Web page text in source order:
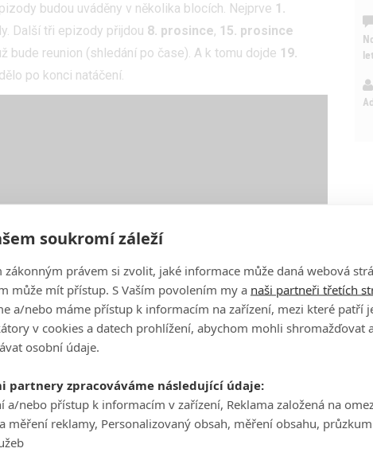
budou uváděny v několika blocích. Nejprve 1.
Další tři epizody přijdou 8. prosince, 15. prosince
bude reunion (shledání po čase). A k tomu dojde 19.
po konci natáčení.
Blind) je jednoduchý.. Přesně podle názvu se účastníci
soukromí záleží
zákonným právem si zvolit, jaké informace může daná webová
může mít přístup. S Vaším povolením my a naši partneři třetích
a/nebo máme přístup k informacím na zařízení, mezi které patří
v cookies a datech prohlížení, abychom mohli shromažďovat
osobní údaje.
partnery zpracováváme následující údaje:
a/nebo přístup k informacím v zařízení, Reklama založená na
měření reklamy, Personalizovaný obsah, měření obsahu,